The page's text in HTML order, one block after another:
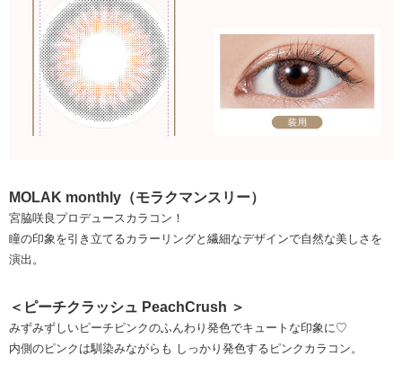
MOLAK monthly（モラクマンスリー）
宮脇咲良プロデュースカラコン！
瞳の印象を引き立てるカラーリングと繊細なデザインで自然な美しさを
演出。
＜ピーチクラッシュ PeachCrush ＞
みずみずしいピーチピンクのふんわり発色でキュートな印象に♡
内側のピンクは馴染みながらも しっかり発色するピンクカラコン。